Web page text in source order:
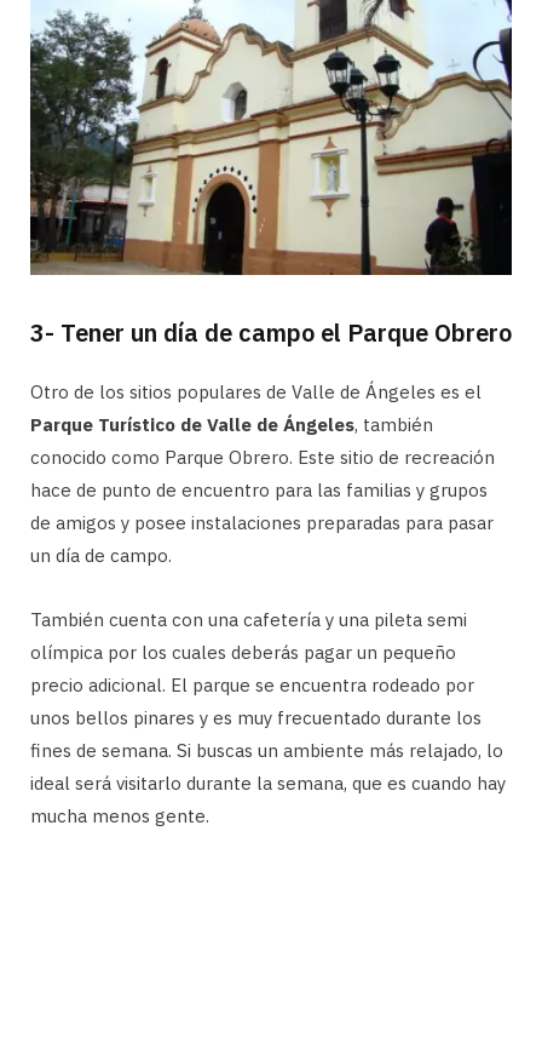
3- Tener un día de campo el Parque Obrero
Otro de los sitios populares de Valle de Ángeles es el
Parque Turístico de Valle de Ángeles, también
conocido como Parque Obrero. Este sitio de recreación
hace de punto de encuentro para las familias y grupos
de amigos y posee instalaciones preparadas para pasar
un día de campo.
También cuenta con una cafetería y una pileta semi
olímpica por los cuales deberás pagar un pequeño
precio adicional. El parque se encuentra rodeado por
unos bellos pinares y es muy frecuentado durante los
fines de semana. Si buscas un ambiente más relajado, lo
ideal será visitarlo durante la semana, que es cuando hay
mucha menos gente.